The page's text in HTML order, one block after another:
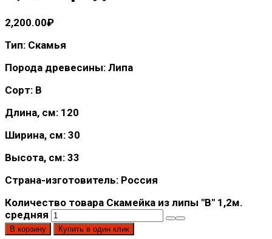
2,200.00₽
Тип: Скамья
Порода древесины: Липа
Сорт: В
Длина, см: 120
Ширина, см: 30
Высота, см: 33
Страна-изготовитель: Россия
Количество товара Скамейка из липы "В" 1,2м.
средняя
В корзину Купить в один клик